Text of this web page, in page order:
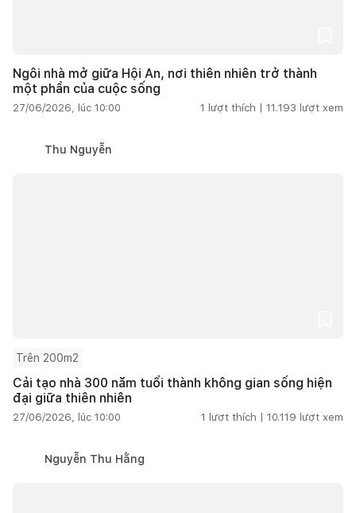
Ngôi nhà mở giữa Hội An, nơi thiên nhiên trở thành
một phần của cuộc sống
27/06/2026, lúc 10:00 1 lượt thích | 11.193 lượt xem
Thu Nguyễn
Trên 200m2
Cải tạo nhà 300 năm tuổi thành không gian sống hiện
đại giữa thiên nhiên
27/06/2026, lúc 10:00 1 lượt thích | 10.119 lượt xem
Nguyễn Thu Hằng